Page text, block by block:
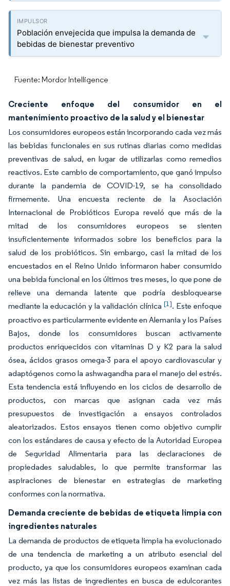
Población envejecida que impulsa la demanda de
bebidas de bienestar preventivo
Fuente: Mordor Intelligence
Creciente enfoque del consumidor en el
mantenimiento proactivo de la salud y el bienestar
Los consumidores europeos están incorporando cada vez más
las bebidas funcionales en sus rutinas diarias como medidas
preventivas de salud, en lugar de utilizarlas como remedios
reactivos. Este cambio de comportamiento, que ganó impulso
durante la pandemia de COVID-19, se ha consolidado
firmemente. Una encuesta reciente de la Asociación
Internacional de Probióticos Europa reveló que más de la
mitad de los consumidores europeos se sienten
insuficientemente informados sobre los beneficios para la
salud de los probióticos. Sin embargo, casi la mitad de los
encuestados en el Reino Unido informaron haber consumido
una bebida funcional en los últimos tres meses, lo que pone de
relieve una demanda latente que podría desbloquearse
mediante la educación y la validación clínica [1]. Este enfoque
proactivo es particularmente evidente en Alemania y los Países
Bajos, donde los consumidores buscan activamente
productos enriquecidos con vitaminas D y K2 para la salud
ósea, ácidos grasos omega-3 para el apoyo cardiovascular y
adaptógenos como la ashwagandha para el manejo del estrés.
Esta tendencia está influyendo en los ciclos de desarrollo de
productos, con marcas que asignan cada vez más
presupuestos de investigación a ensayos controlados
aleatorizados. Estos ensayos tienen como objetivo cumplir
con los estándares de causa y efecto de la Autoridad Europea
de Seguridad Alimentaria para las declaraciones de
propiedades saludables, lo que permite transformar las
aspiraciones de bienestar en estrategias de marketing
conformes con la normativa.
Demanda creciente de bebidas de etiqueta limpia con
ingredientes naturales
La demanda de productos de etiqueta limpia ha evolucionado
de una tendencia de marketing a un atributo esencial del
producto, ya que los consumidores europeos examinan cada
vez más las listas de ingredientes en busca de edulcorantes